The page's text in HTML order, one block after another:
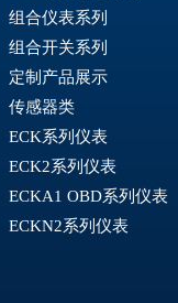
组合仪表系列
组合开关系列
定制产品展示
传感器类
ECK系列仪表
ECK2系列仪表
ECKA1 OBD系列仪表
ECKN2系列仪表